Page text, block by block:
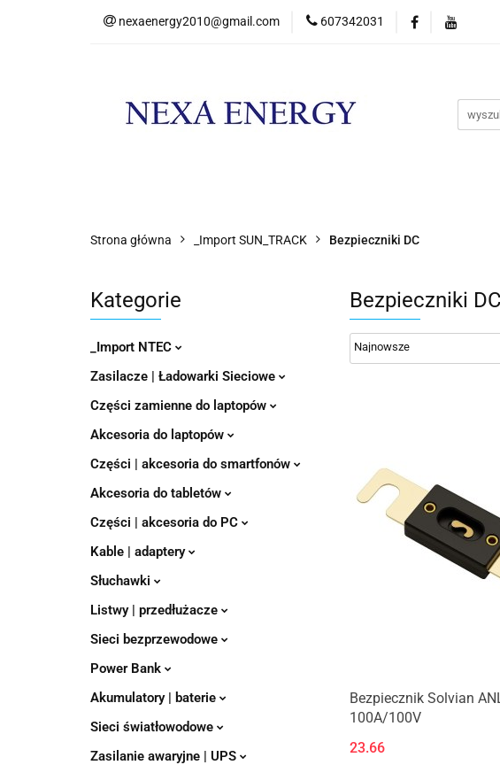
nexaenergy2010@gmail.com 607342031
Strona główna _Import SUN_TRACK Bezpieczniki DC
Kategorie
_Import NTEC
Zasilacze | Ładowarki Sieciowe
Części zamienne do laptopów
Akcesoria do laptopów
Części | akcesoria do smartfonów
Akcesoria do tabletów
Części | akcesoria do PC
Kable | adaptery
Słuchawki
Listwy | przedłużacze
Sieci bezprzewodowe
Power Bank
Akumulatory | baterie
Sieci światłowodowe
Zasilanie awaryjne | UPS
Bezpieczniki DC
Produkt
Bezpiecznik Solvian
100A/100V
23.66